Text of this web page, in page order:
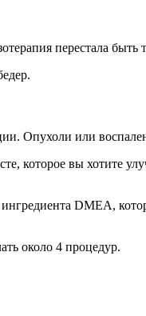
перестала быть
Опухоли или
которое вы хотите
DMEA,
около 4 процедур.